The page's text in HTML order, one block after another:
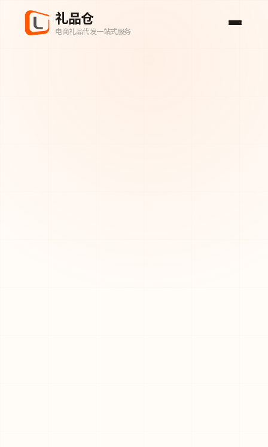
礼品仓
电商礼品代发一站式服务